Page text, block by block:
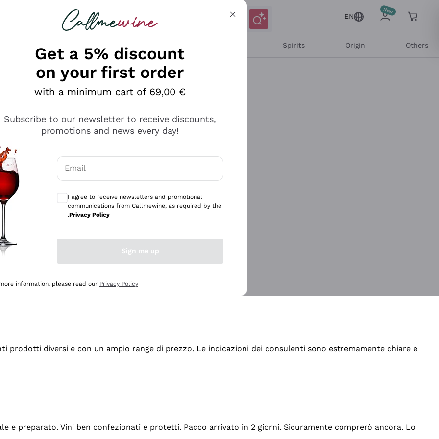
looking for
EN
Spirits Origin Others
professionalità
diversi e con un ampio range di prezzo. Le indicazioni dei consulenti sono estremamente chiare e
e preparato. Vini ben confezionati e protetti. Pacco arrivato in 2 giorni. Sicuramente comprerò ancora. Lo
Get a 5% discount
on your first order
with a minimum cart of 69,00 €
Subscribe to our newsletter to receive discounts,
promotions and news every day!
Email
I agree to receive newsletters and promotional
communications from Callmewine, as required by the
.Privacy Policy
Sign me up
information, please read our Privacy Policy